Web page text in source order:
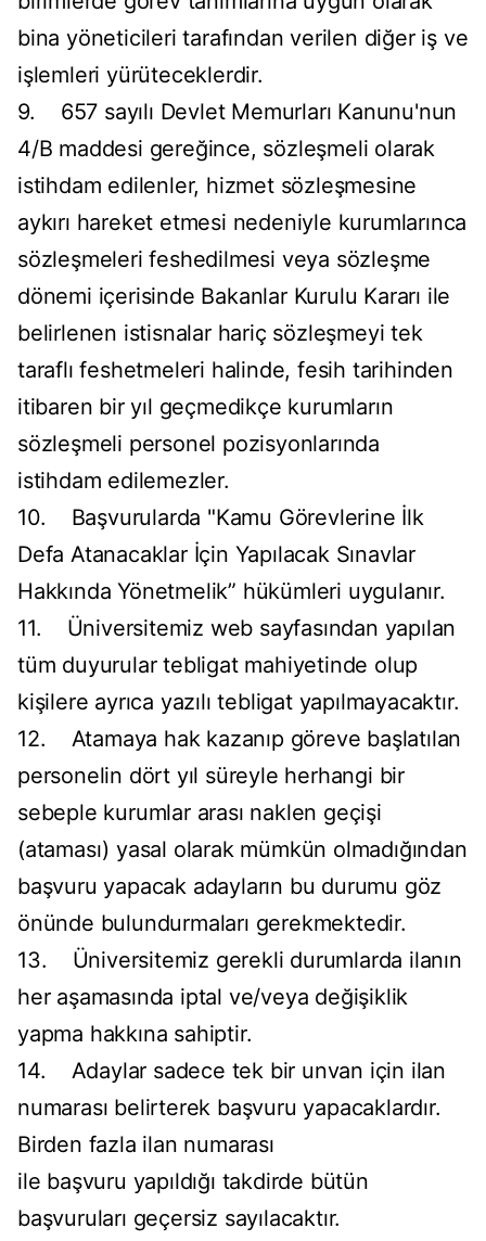
bina yöneticileri tarafından verilen diğer iş ve
işlemleri yürüteceklerdir.
9. 657 sayılı Devlet Memurları Kanunu'nun
4/B maddesi gereğince, sözleşmeli olarak
istihdam edilenler, hizmet sözleşmesine
aykırı hareket etmesi nedeniyle kurumlarınca
sözleşmeleri feshedilmesi veya sözleşme
dönemi içerisinde Bakanlar Kurulu Kararı ile
belirlenen istisnalar hariç sözleşmeyi tek
taraflı feshetmeleri halinde, fesih tarihinden
itibaren bir yıl geçmedikçe kurumların
sözleşmeli personel pozisyonlarında
istihdam edilemezler.
10. Başvurularda "Kamu Görevlerine İlk
Defa Atanacaklar İçin Yapılacak Sınavlar
Hakkında Yönetmelik” hükümleri uygulanır.
11. Üniversitemiz web sayfasından yapılan
tüm duyurular tebligat mahiyetinde olup
kişilere ayrıca yazılı tebligat yapılmayacaktır.
12. Atamaya hak kazanıp göreve başlatılan
personelin dört yıl süreyle herhangi bir
sebeple kurumlar arası naklen geçişi
(ataması) yasal olarak mümkün olmadığından
başvuru yapacak adayların bu durumu göz
önünde bulundurmaları gerekmektedir.
13. Üniversitemiz gerekli durumlarda ilanın
her aşamasında iptal ve/veya değişiklik
yapma hakkına sahiptir.
14. Adaylar sadece tek bir unvan için ilan
numarası belirterek başvuru yapacaklardır.
Birden fazla ilan numarası
ile başvuru yapıldığı takdirde bütün
başvuruları geçersiz sayılacaktır.